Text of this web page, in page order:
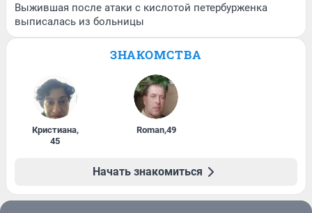
Выжившая после атаки с кислотой петербурженка
выписалась из больницы
ЗНАКОМСТВА
Кристиана,
45
Roman,49
Начать знакомиться